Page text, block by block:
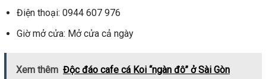
Điện thoại: 0944 607 976
Giờ mở cửa: Mở cửa cả ngày
Xem thêm Độc đáo cafe cá Koi “ngàn đô” ở Sài Gòn